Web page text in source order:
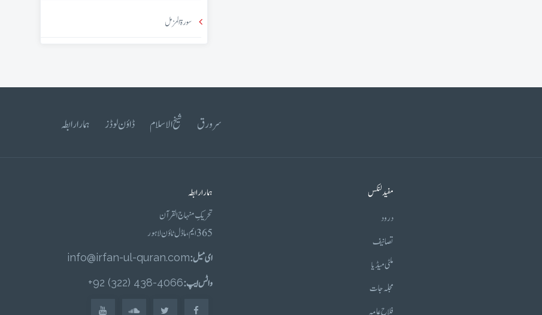
سورۃ المزمل
سرورق شیخ الاسلام ڈاؤن لوڈز ہمارا رابطہ
مفید لنکس
درود
تصانیف
ملٹی میڈیا
مجلہ جات
فلاح عامہ
ہمارا رابطہ
تحریکِ منہاج القرآن
365 ایم، ماڈل ٹاؤن لاہور
ای میل :info@irfan-ul-quran.com
واٹس ایپ :4066-438 (322) 92+